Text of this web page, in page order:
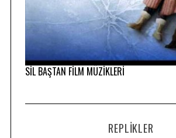
SİL BAŞTAN FİLM MÜZİKLERİ
REPLIKLER